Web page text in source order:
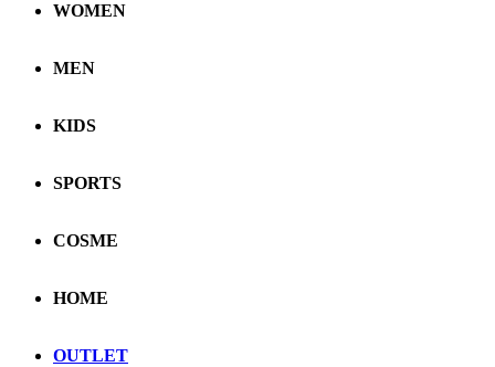
WOMEN
MEN
KIDS
SPORTS
COSME
HOME
OUTLET